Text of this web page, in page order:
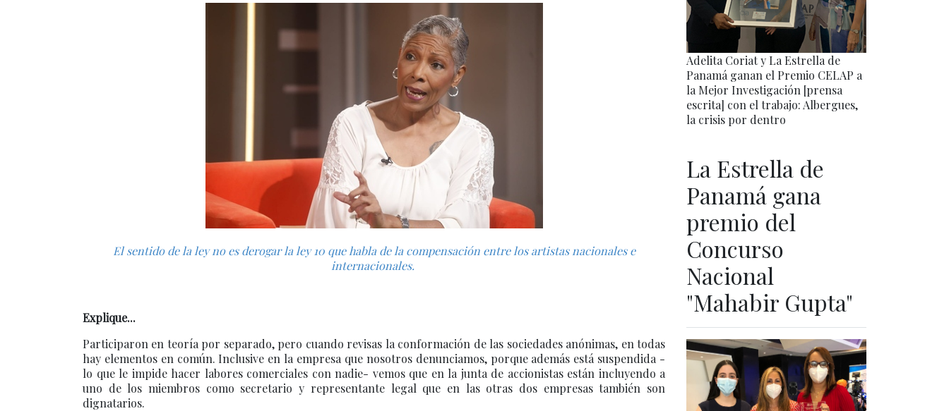
El sentido de la ley no es derogar la ley 10 que habla de la compensación entre los artistas nacionales e
internacionales.
Explique...
Participaron en teoría por separado, pero cuando revisas la conformación de las sociedades anónimas, en todas
hay elementos en común. Inclusive en la empresa que nosotros denunciamos, porque además está suspendida -
lo que le impide hacer labores comerciales con nadie- vemos que en la junta de accionistas están incluyendo a
uno de los miembros como secretario y representante legal que en las otras dos empresas también son
dignatarios.
Adelita Coriat y La Estrella de
Panamá ganan el Premio CELAP a
la Mejor Investigación [prensa
escrita] con el trabajo: Albergues,
la crisis por dentro
La Estrella de
Panamá gana
premio del
Concurso
Nacional
"Mahabir Gupta"